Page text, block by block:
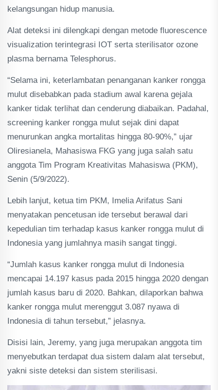
kelangsungan hidup manusia.
Alat deteksi ini dilengkapi dengan metode fluorescence
visualization terintegrasi IOT serta sterilisator ozone
plasma bernama Telesphorus.
“Selama ini, keterlambatan penanganan kanker rongga
mulut disebabkan pada stadium awal karena gejala
kanker tidak terlihat dan cenderung diabaikan. Padahal,
screening kanker rongga mulut sejak dini dapat
menurunkan angka mortalitas hingga 80-90%,” ujar
Oliresianela, Mahasiswa FKG yang juga salah satu
anggota Tim Program Kreativitas Mahasiswa (PKM),
Senin (5/9/2022).
Lebih lanjut, ketua tim PKM, Imelia Arifatus Sani
menyatakan pencetusan ide tersebut berawal dari
kepedulian tim terhadap kasus kanker rongga mulut di
Indonesia yang jumlahnya masih sangat tinggi.
“Jumlah kasus kanker rongga mulut di Indonesia
mencapai 14.197 kasus pada 2015 hingga 2020 dengan
jumlah kasus baru di 2020. Bahkan, dilaporkan bahwa
kanker rongga mulut merenggut 3.087 nyawa di
Indonesia di tahun tersebut,” jelasnya.
Disisi lain, Jeremy, yang juga merupakan anggota tim
menyebutkan terdapat dua sistem dalam alat tersebut,
yakni siste deteksi dan sistem sterilisasi.